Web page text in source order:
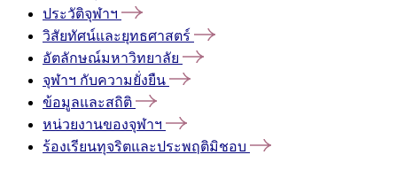
ประวัติจุฬาฯ
วิสัยทัศน์และยุทธศาสตร์
อัตลักษณ์มหาวิทยาลัย
จุฬาฯ กับความยั่งยืน
ข้อมูลและสถิติ
หน่วยงานของจุฬาฯ
ร้องเรียนทุจริตและประพฤติมิชอบ